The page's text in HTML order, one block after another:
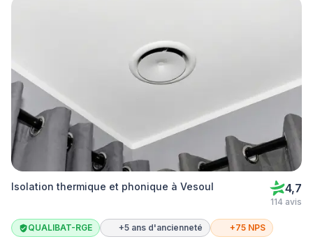
Isolation thermique et phonique à Vesoul 4,7
114 avis
QUALIBAT-RGE +5 ans d'ancienneté +75 NPS